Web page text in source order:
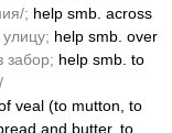
; help smb. across
help smb. over
забор; help smb. to
veal (to mutton, to
and butter, to